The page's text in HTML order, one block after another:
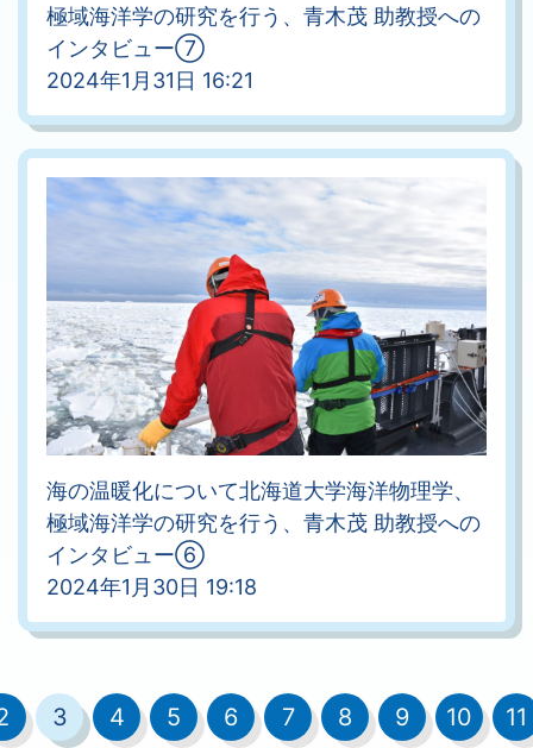
極域海洋学の研究を行う、青木茂 助教授への
インタビュー⑦
2024年1月31日 16:21
海の温暖化について北海道大学海洋物理学、
極域海洋学の研究を行う、青木茂 助教授への
インタビュー⑥
2024年1月30日 19:18
3 4 5 6 7 8 9 10 11